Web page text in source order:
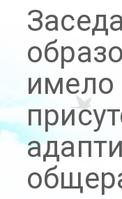
имело